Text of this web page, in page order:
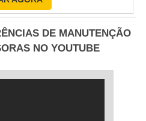
DE MANUTENÇÃO
NO YOUTUBE